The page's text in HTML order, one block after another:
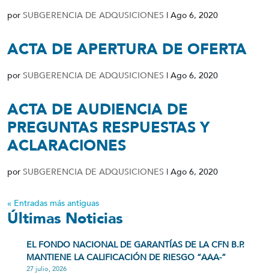
por SUBGERENCIA DE ADQUSICIONES | Ago 6, 2020
ACTA DE APERTURA DE OFERTA
por SUBGERENCIA DE ADQUSICIONES | Ago 6, 2020
ACTA DE AUDIENCIA DE
PREGUNTAS RESPUESTAS Y
ACLARACIONES
por SUBGERENCIA DE ADQUSICIONES | Ago 6, 2020
« Entradas más antiguas
Últimas Noticias
EL FONDO NACIONAL DE GARANTÍAS DE LA CFN B.P.
MANTIENE LA CALIFICACIÓN DE RIESGO “AAA-”
27 julio, 2026